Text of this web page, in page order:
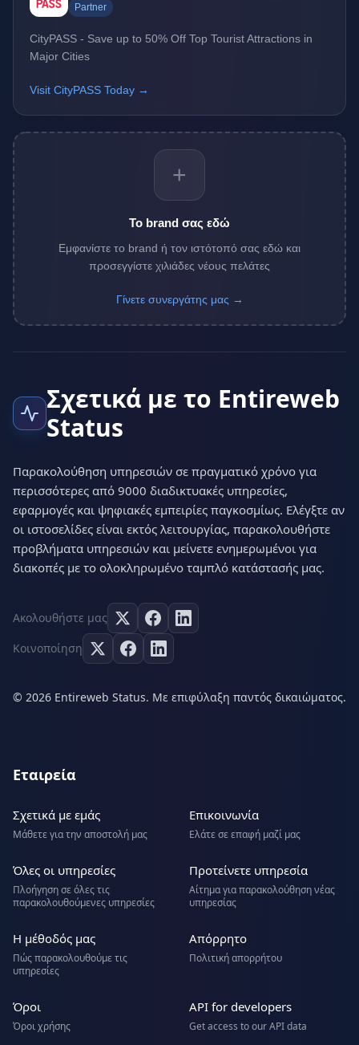
Partner
CityPASS - Save up to 50% Off Top Tourist Attractions in
Major Cities
Visit CityPASS Today →
+
Το brand σας εδώ
Εμφανίστε το brand ή τον ιστότοπό σας εδώ και
προσεγγίστε χιλιάδες νέους πελάτες
Γίνετε συνεργάτης μας →
Σχετικά με το Entireweb
Status
Παρακολούθηση υπηρεσιών σε πραγματικό χρόνο για
περισσότερες από 9000 διαδικτυακές υπηρεσίες,
εφαρμογές και ψηφιακές εμπειρίες παγκοσμίως. Ελέγξτε αν
οι ιστοσελίδες είναι εκτός λειτουργίας, παρακολουθήστε
προβλήματα υπηρεσιών και μείνετε ενημερωμένοι για
διακοπές με το ολοκληρωμένο ταμπλό κατάστασής μας.
Ακολουθήστε μας
Κοινοποίηση
© 2026 Entireweb Status. Με επιφύλαξη παντός δικαιώματος.
Εταιρεία
Σχετικά με εμάς
Μάθετε για την αποστολή μας
Επικοινωνία
Ελάτε σε επαφή μαζί μας
Όλες οι υπηρεσίες
Πλοήγηση σε όλες τις
παρακολουθούμενες υπηρεσίες
Προτείνετε υπηρεσία
Αίτημα για παρακολούθηση νέας
υπηρεσίας
Η μέθοδός μας
Πώς παρακολουθούμε τις
υπηρεσίες
Απόρρητο
Πολιτική απορρήτου
Όροι
Όροι χρήσης
API for developers
Get access to our API data